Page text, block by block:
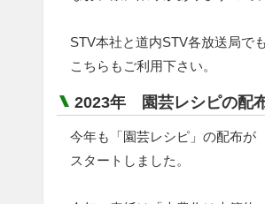
STV本社と道内STV各放送局で
こちらもご利用下さい。
2023年 園芸レシピの配
今年も「園芸レシピ」の配布が
スタートしました。